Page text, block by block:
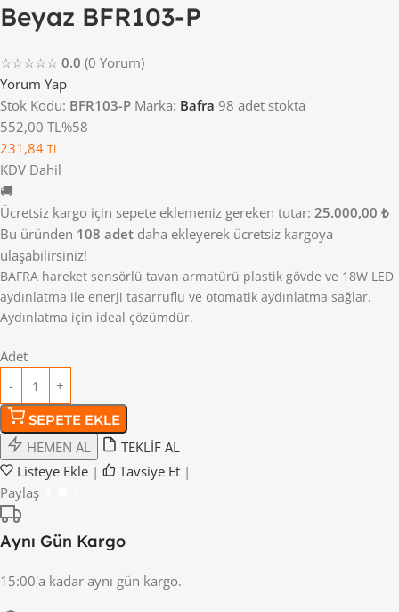
Beyaz BFR103-P
☆☆☆☆☆ 0.0 (0 Yorum)
Yorum Yap
Stok Kodu: BFR103-P Marka: Bafra 98 adet stokta
552,00 TL%58
231,84 TL
KDV Dahil
🚚
Ücretsiz kargo için sepete eklemeniz gereken tutar: 25.000,00 ₺
Bu üründen 108 adet daha ekleyerek ücretsiz kargoya
ulaşabilirsiniz!
BAFRA hareket sensörlü tavan armatürü plastik gövde ve 18W LED
aydınlatma ile enerji tasarruflu ve otomatik aydınlatma sağlar.
Aydınlatma için ideal çözümdür.
Adet
SEPETE EKLE
HEMEN AL
TEKLİF AL
Listeye Ekle | Tavsiye Et |
Paylaş
Aynı Gün Kargo
15:00'a kadar aynı gün kargo.